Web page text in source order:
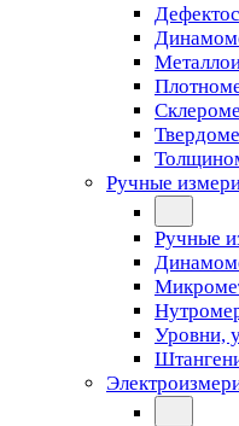
Ручные
Ручные
Уровни,